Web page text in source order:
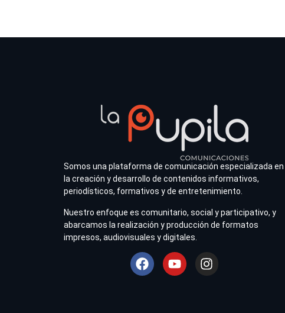
Somos una plataforma de comunicación especializada en
la creación y desarrollo de contenidos informativos,
periodísticos, formativos y de entretenimiento.
Nuestro enfoque es comunitario, social y participativo, y
abarcamos la realización y producción de formatos
impresos, audiovisuales y digitales.